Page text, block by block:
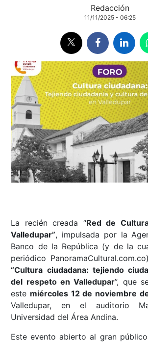
Redacción
11/11/2025 - 06:25
La recién creada “Red de
Valledupar”, impulsada por la
Banco de la República (y de la
periódico
“Cultura ciudadana: tejiendo
del respeto en Valledupar”, que
este miércoles 12 de noviembre
Valledupar, en el auditorio
Universidad del Área Andina.
Este evento abierto al gran